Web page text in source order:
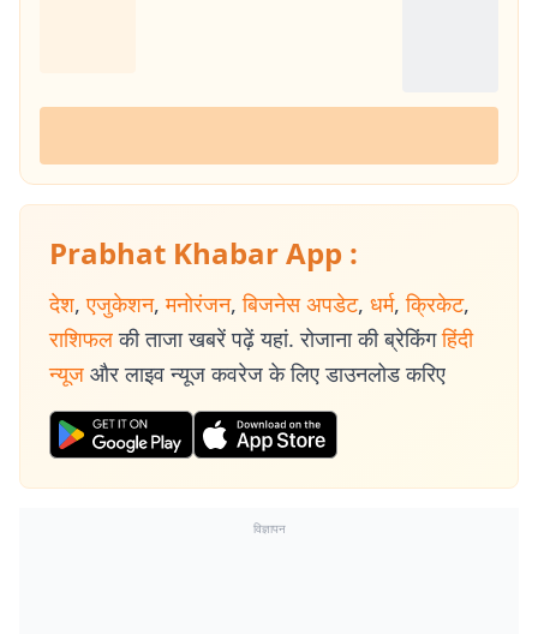
Prabhat Khabar App :
देश, एजुकेशन, मनोरंजन, बिजनेस अपडेट, धर्म, क्रिकेट,
राशिफल की ताजा खबरें पढ़ें यहां. रोजाना की ब्रेकिंग हिंदी
न्यूज और लाइव न्यूज कवरेज के लिए डाउनलोड करिए
विज्ञापन